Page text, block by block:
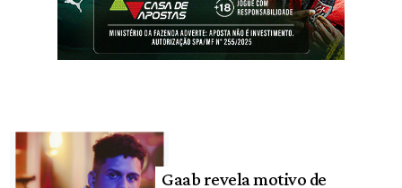
Gaab revela motivo de